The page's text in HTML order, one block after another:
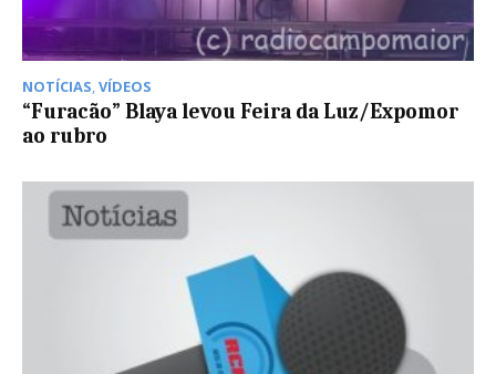
NOTÍCIAS VÍDEOS
“Furacão” Blaya levou Feira da Luz/Expomor
ao rubro